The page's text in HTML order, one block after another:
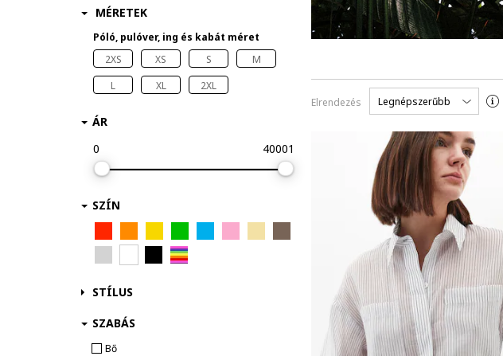
Elrendezés
Legnépszerűbb
Ing
Blézer/Zakó
Overall
Póló
FÜRDŐRUHÁK ÉS FÜRDŐNADRÁGOK
Táska
Táska
Kiegészítő
KALAP & SAPKA
MÉRETEK
Póló, pulóver, ing és kabát méret
2XS
XS S
M
L
XL 2XL
ÁR
0
40001
SZÍN
STÍLUS
SZABÁS
Bő